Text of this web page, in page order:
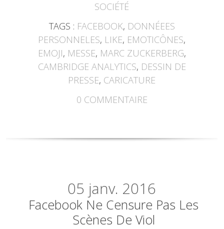
SOCIÉTÉ
TAGS : FACEBOOK, DONNÉEES
PERSONNELES, LIKE, EMOTICÔNES,
EMOJI, MESSE, MARC ZUCKERBERG,
CAMBRIDGE ANALYTICS, DESSIN DE
PRESSE, CARICATURE
0 COMMENTAIRE
05 janv. 2016
Facebook Ne Censure Pas Les
Scènes De Viol